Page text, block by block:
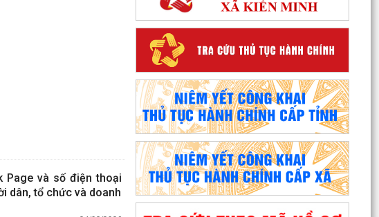
Page và số điện thoại
dân, tổ chức và doanh